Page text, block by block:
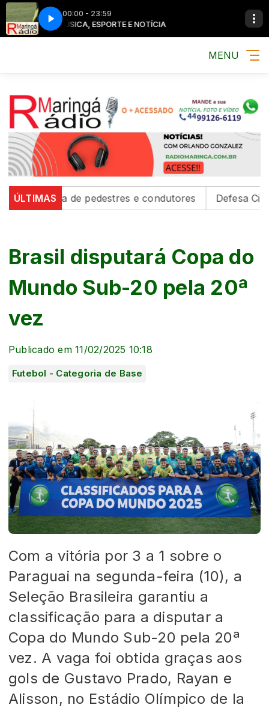
00:00 - 23:59
MÚSICA, ESPORTE E NOTÍCIA MÚSICA, ESPORTE E
MENU
ÚLTIMAS
de pedestres e condutores Defesa Civil emite
Brasil disputará Copa do
Mundo Sub-20 pela 20ª
vez
Publicado em 11/02/2025 10:18
Futebol - Categoria de Base
Com a vitória por 3 a 1 sobre o
Paraguai na segunda-feira (10), a
Seleção Brasileira garantiu a
classificação para a disputar a
Copa do Mundo Sub-20 pela 20ª
vez. A vaga foi obtida graças aos
gols de Gustavo Prado, Rayan e
Alisson, no Estádio Olímpico de la